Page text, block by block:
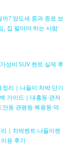
? 양도세 중과 종료 보
집 팔아야 하는 사람·
성비 SUV 렌트 실제 후
리｜나들이·차박·단기
가이드｜대흥동·관저
안동·관평동·복용동·덕
｜차박렌트·나들이렌
용 후기